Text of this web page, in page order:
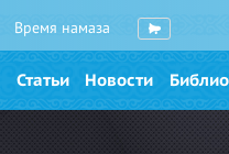
Время намаза
Статьи Новости